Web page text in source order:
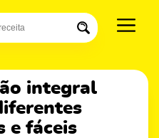
e fáceis